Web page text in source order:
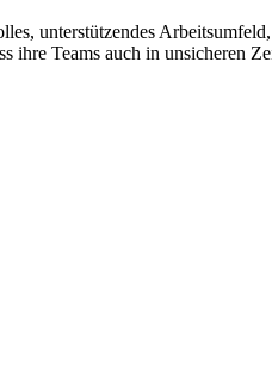
unterstützendes
ihre Teams auch in unsicheren